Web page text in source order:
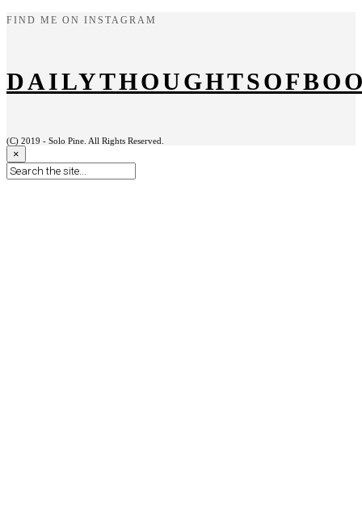
FIND ME ON INSTAGRAM
(C) 2019 - Solo Pine. All Rights Reserved.
×